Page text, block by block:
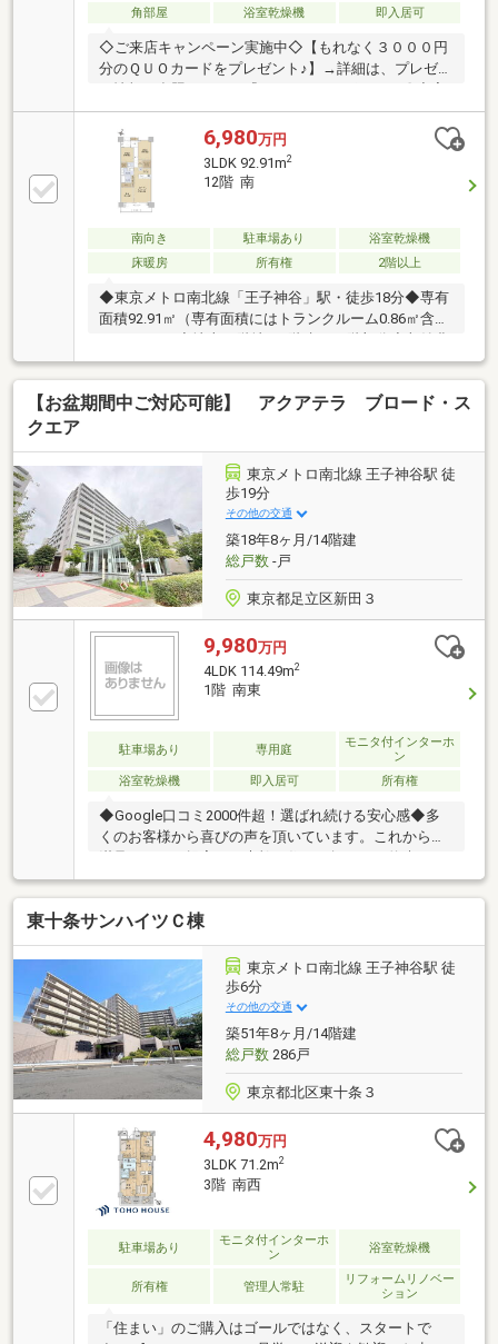
近鉄不動産株式会社
角部屋
浴室乾燥機 即入居可
◇ご来店キャンペーン実施中◇【もれなく３０００円
分のＱＵＯカードをプレゼント♪】→詳細は、プレゼン
した共用施設有り♪ コンシェルジュサービス・・・
〇バルコニー+「テラス＋専用庭」開放感を求めた住
戸♪〇広々LDK約22.0帖！各居室も6帖以上をご用意し
ています。〇教育施設や買い物施設が近く、住み良い
立地です。遠方からのお引越しでも安心ですね♪詳
細、内覧、ご購入後を想定したライフプラン等、お気
軽に東宝ハウスライフソリューションズグループ 株
式会社東宝ハウス川口 営業1課 【0120-104-861】
6,980万円
3LDK 92.91m2
12階 南
南向き 駐車場あり
浴室乾燥機
床暖房
所有権 2階以上
◆東京メトロ南北線「王子神谷」駅・徒歩18分◆専有
面積92.91㎡（専有面積にはトランクルーム0.86㎡含
富◆ペット飼育可（飼育細則あり）◆24時間有人管理
（夜間は警備員が対応）◆ゲストルーム・ラウンジ＆
パーティルーム・キッズルーム(一部有料あり)◆電気
（有料）◆便利なコンシェルジュサービス（平日10:00
～19:00、土日祝9:00～18:00）◆シャトルバスあり
（有料）
【お盆期間中ご対応可能】 アクアテラ ブロード・ス
クエア
東京メトロ南北線 王子神谷駅 徒
歩19分
その他の交通
築18年8ヶ月/14階建
総戸数-戸
東京都足立区新田３
9,980万円
4LDK 114.49m2
1階 南東
駐車場あり 専用庭
モニタ付インターホ
ン
浴室乾燥機
即入居可 所有権
◆Google口コミ2000件超！選ばれ続ける安心感◆多
くのお客様から喜びの声を頂いています。これからも
す。◆購入はゴールではなく幸せな未来へのスタート
◆住み始めてからの不安や悩みも、TOHO HOUSE
CLUBが将来サポート。お客様一人ひとりの安心を守る
ため、いつもずっと人生に寄り添い、豊かな未来を支
え続けます。◆ローン相談大歓迎！頭金0円からの購
入も可能◆将来のライフイベントを見据え、無理のな
い資金計画をプロがアドバイス。お問合せは【資料請
求】又は【フリーダイヤル】へお気軽にお問い合わせ
ください。
東十条サンハイツＣ棟
東京メトロ南北線 王子神谷駅 徒
歩6分
その他の交通
築51年8ヶ月/14階建
総戸数286戸
東京都北区東十条３
4,980万円
3LDK 71.2m2
3階 南西
駐車場あり
モニタ付インターホ
ン
浴室乾燥機
所有権 管理人常駐
リフォームリノベー
ション
「住まい」のご購入はゴールではなく、スタートで